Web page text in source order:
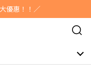
優惠！！／